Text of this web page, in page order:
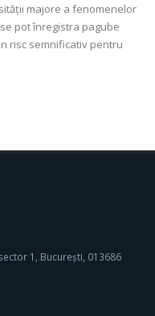
majore a fenomenelor
pot înregistra pagube
risc semnificativ pentru
1, București, 013686